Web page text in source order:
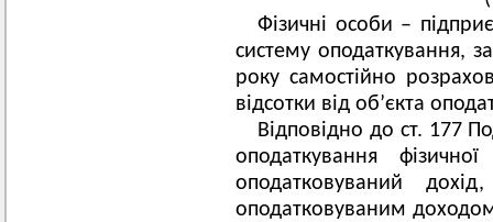
Фізичні особи –
систему оподаткування,
року самостійно
відсотки від об’єкта
Відповідно до ст. 177
оподаткування
оподатковуваний
оподатковуваним